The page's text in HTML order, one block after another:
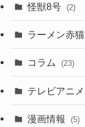
怪獣8号 (2)
ラーメン赤猫
コラム (23)
テレビアニメ
漫画情報 (5)